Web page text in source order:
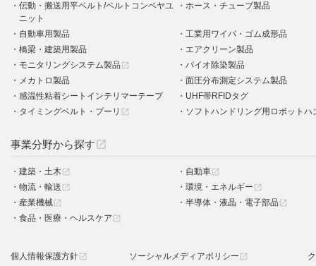
伝動・搬送用平ベルト/ベルトコンベヤユ
ニット
ホース・チューブ製品
自動車用製品
工業用ワイパ・ゴム成形品
橋梁・建築用製品
エアクリーン製品
モニタリングシステム製品 open_in_new
バイオ除染製品
メカトロ製品
面圧分布測定システム製品
感温性粘着シートインテリマーテープ
UHF帯RFIDタグ
タイミングベルト・プーリ open_in_new ソフトハンドリング用ロボットハ
事業分野から探す open_in_new
建築・土木open_in_new 自動車open_in_new
物流・輸送 open_in_new 環境・エネルギー open_in_new
産業機械open_in_new 半導体・液晶・電子部品 open_in_new
食品・医療・ヘルスケア open_in_new
個人情報保護方針open_in_new ソーシャルメディアポリシー open_in_new